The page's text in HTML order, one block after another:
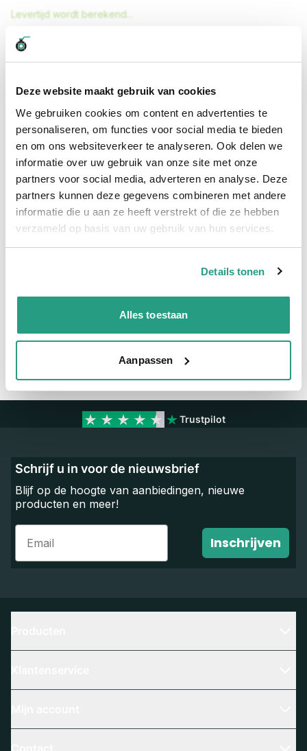
Deze website maakt gebruik van cookies
We gebruiken cookies om content en advertenties te
personaliseren, om functies voor social media te bieden
en om ons websiteverkeer te analyseren. Ook delen we
informatie over uw gebruik van onze site met onze
partners voor social media, adverteren en analyse. Deze
partners kunnen deze gegevens combineren met andere
informatie die u aan ze heeft verstrekt of die ze hebben
verzameld op basis van uw gebruik van hun services.
Details tonen
Alles toestaan
Aanpassen
Levertijd wordt berekend...
Hoge klantbeoordelingen: 9/10
Snelle levering
Snel naar
Meer informatie
Meer informatie
Maatvoering koppeling 1/4" x 4mm
Trustpilot
Schrijf u in voor de nieuwsbrief
Blijf op de hoogte van aanbiedingen, nieuwe
producten en meer!
Email
Inschrijven